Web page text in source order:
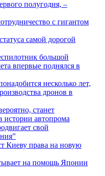
полугодия, –
с гигантом
самой дорогой
большой
впервые поднялся в
несколько лет,
дронов в
станет
автопрома
свой
Киеву права на новую
на помощь Японии